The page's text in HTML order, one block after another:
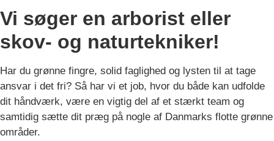
Vi søger en arborist eller
skov- og naturtekniker!
Har du grønne fingre, solid faglighed og lysten til at tage
ansvar i det fri? Så har vi et job, hvor du både kan udfolde
dit håndværk, være en vigtig del af et stærkt team og
samtidig sætte dit præg på nogle af Danmarks flotte grønne
områder.